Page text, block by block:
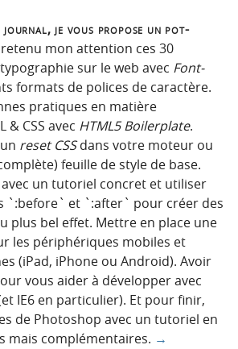
journal, je vous propose un pot-
mon attention ces 30
sur le web avec Font-
formats de polices de caractère.
pratiques en matière
& CSS avec HTML5 Boilerplate.
reset CSSdans votre moteur ou
feuille de style de base.
un tutoriel concret et utiliser
`:before` et `:after` pour créer des
plus bel effet. Mettre en place une
les périphériques mobiles et
(iPad, iPhone ou Android). Avoir
vous aider à développer avec
IE6 en particulier). Et pour finir,
de Photoshop avec un tutoriel en
mais complémentaires. →